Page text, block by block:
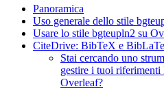
Panoramica
Uso generale dello stile
Usare lo stile bgteupln2 su
CiteDrive: BibTeX e
Stai cercando uno
gestire i tuoi riferimenti
Overleaf?